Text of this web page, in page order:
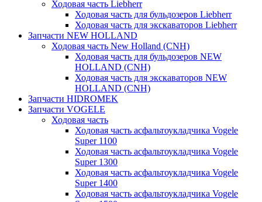
Ходовая часть Liebherr
Ходовая часть для бульдозеров Liebherr
Ходовая часть для экскаваторов Liebherr
Запчасти NEW HOLLAND
Ходовая часть New Holland (CNH)
Ходовая часть для бульдозеров NEW
HOLLAND (CNH)
Ходовая часть для экскаваторов NEW
HOLLAND (CNH)
Запчасти HIDROMEK
Запчасти VOGELE
Ходовая часть
Ходовая часть асфальтоукладчика Vogele
Super 1100
Ходовая часть асфальтоукладчика Vogele
Super 1300
Ходовая часть асфальтоукладчика Vogele
Super 1400
Ходовая часть асфальтоукладчика Vogele